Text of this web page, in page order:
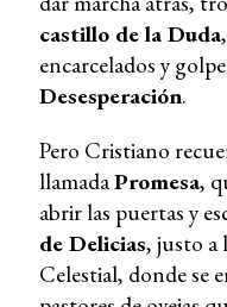
castillo de la Duda
encarcelados y
Desesperación.
Pero Cristiano
llamadaPromesa,
abrir las puertas y
de Delicias, justo a
Celestial, donde se